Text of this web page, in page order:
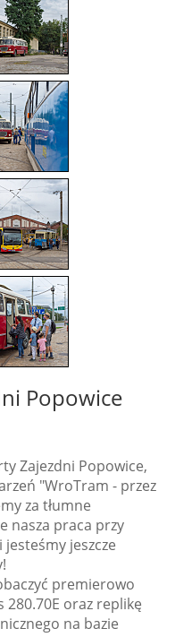
Popowice
Zajezdni Popowice,
"WroTram - przez
za tłumne
nasza praca przy
jeszcze
premierowo
280.70E oraz replikę
na bazie